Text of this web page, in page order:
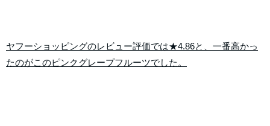
ヤフーショッピングのレビュー評価では★4.86と、一番高かっ
たのがこのピンクグレープフルーツでした。